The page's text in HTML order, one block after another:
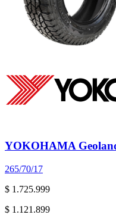
YOKOHAMA
265/70/17
$ 1.725.999
$ 1.121.899